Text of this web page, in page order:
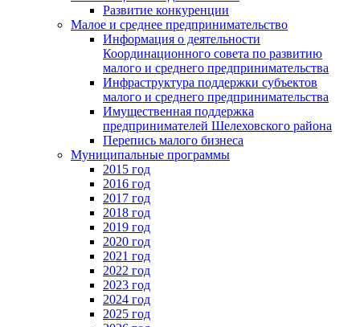
Развитие конкуренции
Малое и среднее предпринимательство
Информация о деятельности
Координационного совета по развитию
малого и среднего предпринимательства
Инфраструктура поддержки субъектов
малого и среднего предпринимательства
Имущественная поддержка
предпринимателей Шелеховского района
Перепись малого бизнеса
Муниципальные программы
2015 год
2016 год
2017 год
2018 год
2019 год
2020 год
2021 год
2022 год
2023 год
2024 год
2025 год